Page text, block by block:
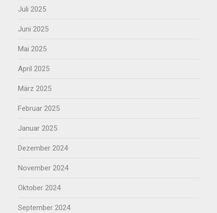
Juli 2025
Juni 2025
Mai 2025
April 2025
März 2025
Februar 2025
Januar 2025
Dezember 2024
November 2024
Oktober 2024
September 2024